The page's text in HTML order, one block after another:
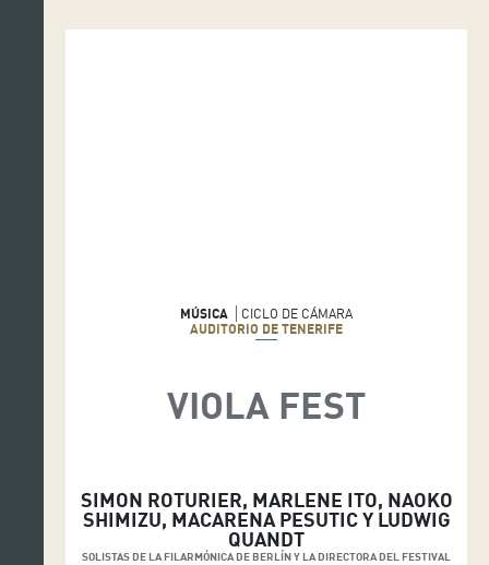
MÚSICA
CICLO DE CÁMARA
AUDITORIO DE TENERIFE
VIOLA FEST
SIMON ROTURIER, MARLENE ITO, NAOKO
SHIMIZU, MACARENA PESUTIC Y LUDWIG
QUANDT
SOLISTAS DE LA FILARMÓNICA DE BERLÍN Y LA DIRECTORA DEL FESTIVAL